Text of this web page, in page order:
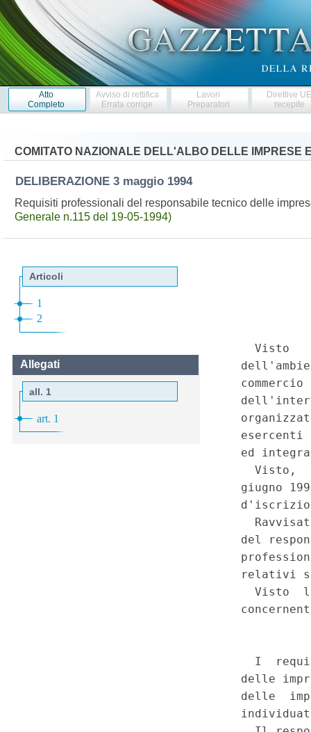
Atto
Completo
Avviso di rettifica
Errata corrige
Lavori
Preparatori
Direttive
recepite
COMITATO NAZIONALE DELL'ALBO DELLE IMPRESE
DELIBERAZIONE 3 maggio 1994
Requisiti professionali del responsabile tecnico delle
Generale n.115 del 19-05-1994)